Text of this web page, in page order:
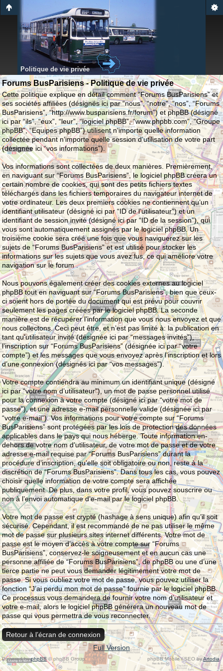
Politique de vie privée
Forums BusParisiens - Politique de vie privée
Cette politique explique en détail comment “Forums BusParisiens” et
ses sociétés affiliées (désignés ici par “nous”, “notre”, “nos”, “Forums
BusParisiens”, “http://www.busparisiens.fr/forum”) et phpBB (désigné
ici par “ils”, “eux”, “leur”, “logiciel phpBB”, “www.phpbb.com”, “Groupe
phpBB”, “Equipes phpBB”) utilisent n’importe quelle information
collectée pendant n’importe quelle session d’utilisation de votre part
(désignée ici “vos informations”).
Vos informations sont collectées de deux manières. Premièrement,
en naviguant sur “Forums BusParisiens”, le logiciel phpBB créera un
certain nombre de cookies, qui sont des petits fichiers textes
téléchargés dans les fichiers temporaires du navigateur internet de
votre ordinateur. Les deux premiers cookies ne contiennent qu’un
identifiant utilisateur (désigné ici par “ID de l’utilisateur”) et un
identifiant de session invité (désigné ici par “ID de la session”), qui
vous sont automatiquement assignés par le logiciel phpBB. Un
troisième cookie sera créé une fois que vous naviguerez sur les
sujets de “Forums BusParisiens” et est utilisé pour stocker les
informations sur les sujets que vous avez lus, ce qui améliore votre
navigation sur le forum .
Nous pouvons également créer des cookies externes au logiciel
phpBB tout en naviguant sur “Forums BusParisiens”, bien que ceux-
ci soient hors de portée du document qui est prévu pour couvrir
seulement les pages créées par le logiciel phpBB. La seconde
manière est de récupérer l’information que vous nous envoyez et que
nous collectons. Ceci peut être, et n’est pas limité à: la publication en
tant qu’utilisateur invité (désignée ici par “messages invités”),
l’inscription sur “Forums BusParisiens” (désignée ici par “votre
compte”) et les messages que vous envoyez après l’inscription et lors
d’une connexion (désignés ici par “vos messages”).
Votre compte contiendra au minimum un identifiant unique (désigné
ici par “votre nom d’utilisateur”), un mot de passe personnel utilisé
pour la connexion à votre compte (désigné ici par “votre mot de
passe”), et une adresse e-mail personnelle valide (désignée ici par
“votre e-mail”). Vos informations pour votre compte sur “Forums
BusParisiens” sont protégées par les lois de protection des données
applicables dans le pays qui nous héberge. Toute information en-
dehors de votre nom d’utilisateur, de votre mot de passe et de votre
adresse e-mail requise par “Forums BusParisiens” durant la
procédure d’inscription, qu’elle soit obligatoire ou non, reste à la
discrétion de “Forums BusParisiens”. Dans tous les cas, vous pouvez
choisir quelle information de votre compte sera affichée
publiquement. De plus, dans votre profil, vous pouvez souscrire ou
non à l’envoi automatique d’e-mail par le logiciel phpBB.
Votre mot de passe est crypté (hashage à sens unique) afin qu’il soit
sécurisé. Cependant, il est recommandé de ne pas utiliser le même
mot de passe sur plusieurs sites internet différents. Votre mot de
passe est le moyen d’accès à votre compte sur “Forums
BusParisiens”, conservez-le soigneusement et en aucun cas une
personne affiliée de “Forums BusParisiens”, de phpBB ou une d’une
tierce partie ne peut vous demander légitimement votre mot de
passe. Si vous oubliez votre mot de passe, vous pouvez utiliser la
fonction “J’ai perdu mon mot de passe” fournie par le logiciel phpBB.
Ce processus vous demandera de fournir votre nom d’utilisateur et
votre e-mail, alors le logiciel phpBB générera un nouveau mot de
passe qui vous permettra de vous reconnecter.
Retour à l’écran de connexion
Full Version
Powered byphpBB© phpBB Group. phpBB Mobile / SEO byArtodia.